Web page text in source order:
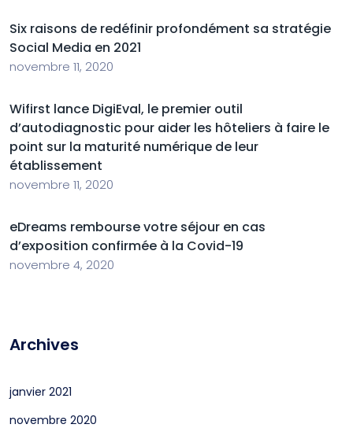
Six raisons de redéfinir profondément sa stratégie
Social Media en 2021
novembre 11, 2020
Wifirst lance DigiEval, le premier outil
d’autodiagnostic pour aider les hôteliers à faire le
point sur la maturité numérique de leur
établissement
novembre 11, 2020
eDreams rembourse votre séjour en cas
d’exposition confirmée à la Covid-19
novembre 4, 2020
Archives
janvier 2021
novembre 2020